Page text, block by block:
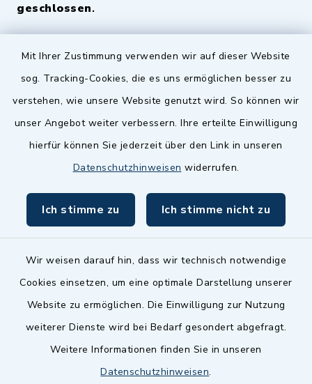
Mit Ihrer Zustimmung verwenden wir auf dieser Website
sog. Tracking-Cookies, die es uns ermöglichen besser zu
verstehen, wie unsere Website genutzt wird. So können wir
unser Angebot weiter verbessern. Ihre erteilte Einwilligung
hierfür können Sie jederzeit über den Link in unseren
Datenschutzhinweisen widerrufen.
Ich stimme zu Ich stimme nicht zu
Wir weisen darauf hin, dass wir technisch notwendige
Cookies einsetzen, um eine optimale Darstellung unserer
Website zu ermöglichen. Die Einwilligung zur Nutzung
weiterer Dienste wird bei Bedarf gesondert abgefragt.
Weitere Informationen finden Sie in unseren
Datenschutzhinweisen.
geschlossen.
Quicklinks
Zenngrund Allianz
Dillenberggruppe
inixmedia GmbH
Barrierefreiheit